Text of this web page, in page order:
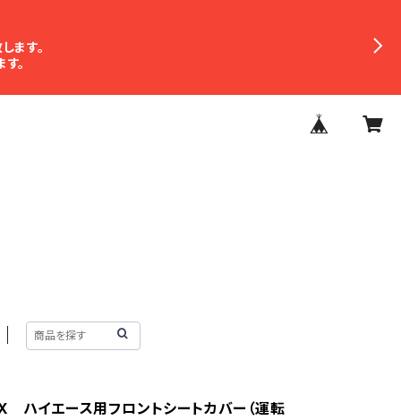
す。
。
ハイエース用フロントシートカバー（運転